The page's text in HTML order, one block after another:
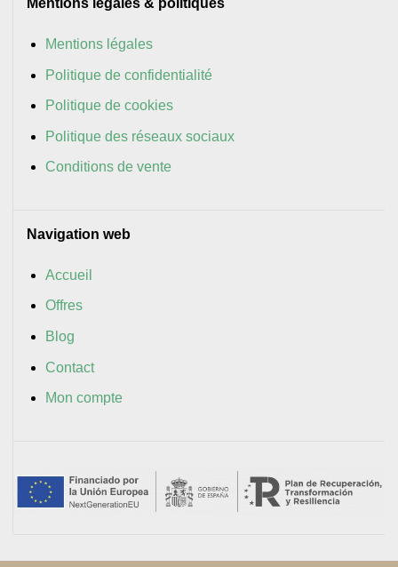
Mentions légales & politiques
Mentions légales
Politique de confidentialité
Politique de cookies
Politique des réseaux sociaux
Conditions de vente
Navigation web
Accueil
Offres
Blog
Contact
Mon compte